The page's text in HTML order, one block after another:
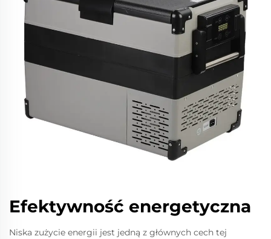
Efektywność energetyczna
Niska zużycie energii jest jedną z głównych cech tej